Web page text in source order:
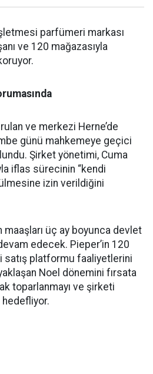
parfümeri markası
ve 120 mağazasıyla
ve merkezi Herne’de
günü mahkemeye geçici
Şirket yönetimi, Cuma
iflas sürecinin “kendi
izin verildiğini
maaşları üç ay boyunca devlet
edecek. Pieper’in 120
satış platformu faaliyetlerini
Noel dönemini fırsata
toparlanmayı ve şirketi
hedefliyor.